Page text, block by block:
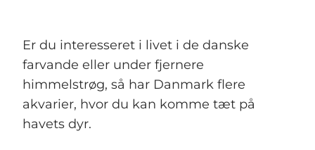
Er du interesseret i livet i de danske
farvande eller under fjernere
himmelstrøg, så har Danmark flere
akvarier, hvor du kan komme tæt på
havets dyr.